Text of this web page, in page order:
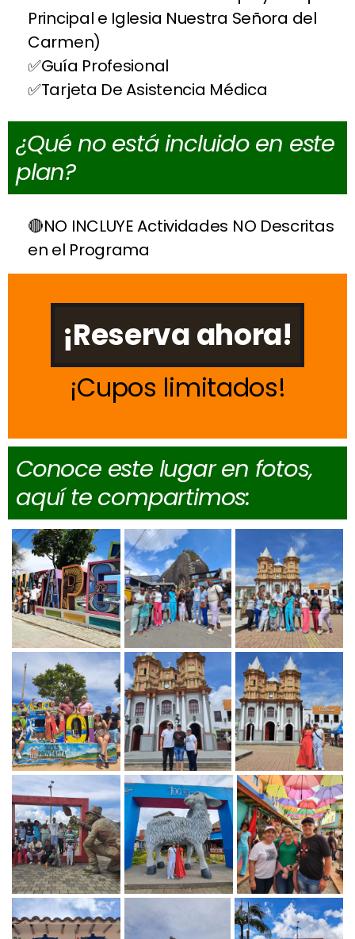
Principal e Iglesia Nuestra Señora del
Carmen)
Guía Profesional
Tarjeta De Asistencia Médica
¿Qué no está incluido en este
plan?
NO INCLUYE Actividades NO Descritas
en el Programa
¡Reserva ahora!
Cupos limitados
Conoce este lugar en fotos,
aquí te compartimos: